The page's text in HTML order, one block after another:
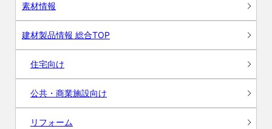
素材情報
建材製品情報 総合TOP
住宅向け
公共・商業施設向け
リフォーム